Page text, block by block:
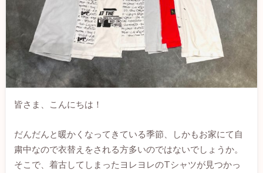
皆さま、こんにちは！
だんだんと暖かくなってきている季節、しかもお家にて自
粛中なので衣替えをされる方多いのではないでしょうか。
そこで、着古してしまったヨレヨレのTシャツが見つかっ